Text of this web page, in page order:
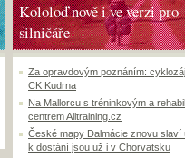
Kololoď nově i ve verzi pro
silničáře
Za opravdovým poznáním:
CK Kudrna
Na Mallorcu s tréninkovým a
centrem Alltraining.cz
České mapy Dalmácie znovu slaví
k dostání jsou už i v Chorvatsku